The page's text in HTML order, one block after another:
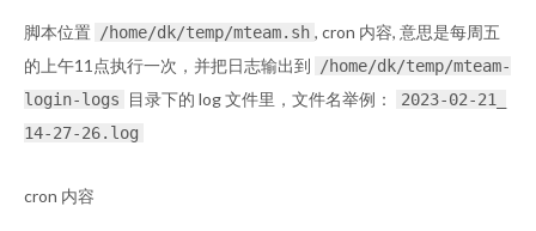
脚本位置 /home/dk/temp/mteam.sh , cron 内容, 意思是每周五
的上午11点执行一次，并把日志输出到
/home/dk/temp/mteam-
login-logs
目录下的 log 文件里，文件名举例：
2023-02-21_
14-27-26.log
cron 内容